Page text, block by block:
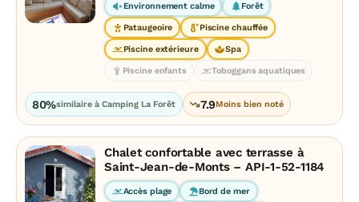
Environnement calme Forêt
Pataugeoire Piscine chauffée
Piscine extérieure Spa
Piscine enfants Toboggans aquatiques
80%similaire à Camping La Forêt 7.9Moins bien noté
Chalet confortable avec terrasse à
Saint-Jean-de-Monts – API-1-52-1184
Accès plage Bord de mer